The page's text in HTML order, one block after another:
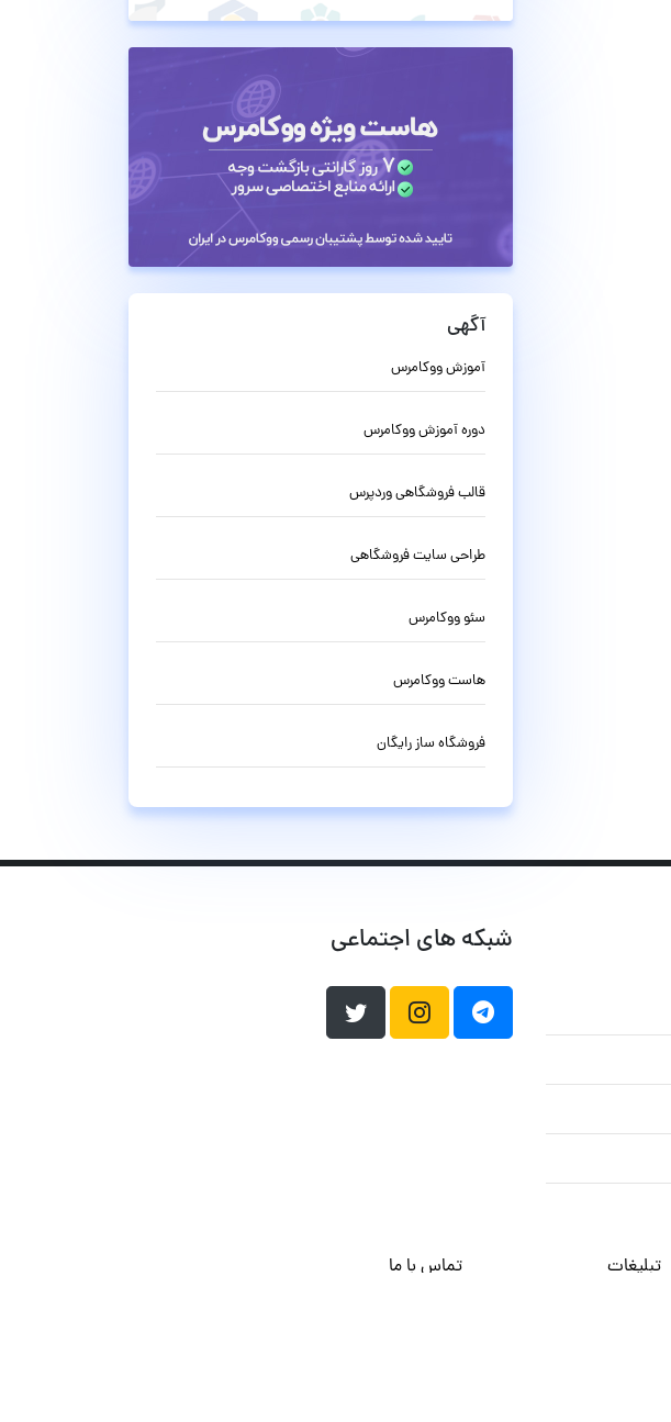
آگهی
آموزش ووکامرس
دوره آموزش ووکامرس
قالب فروشگاهی وردپرس
طراحی سایت فروشگاهی
سئو ووکامرس
هاست ووکامرس
فروشگاه ساز رایگان
شبکه های اجتماعی
تبلیغات تماس با ما